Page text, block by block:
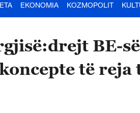
EKONOMIA KOZMOPOLIT
BE-
të reja